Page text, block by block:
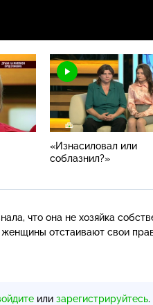
«Изнасиловал или
соблазнил?»
что она не хозяйка
отстаивают свои
или зарегистрируйтесь.